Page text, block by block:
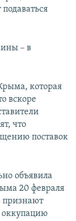
– в
которая
вскоре
что
поставок
объявила
20 февраля
признают
оккупацию